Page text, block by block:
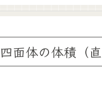
面体の体積（